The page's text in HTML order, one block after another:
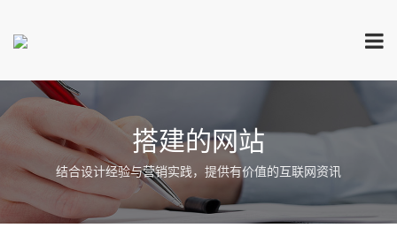
搭建的网站
结合设计经验与营销实践，提供有价值的互联网资讯